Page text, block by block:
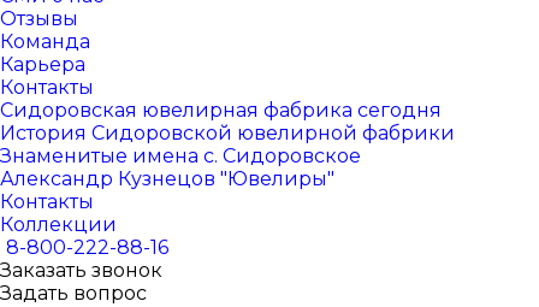
Отзывы
Команда
Карьера
Контакты
Сидоровская ювелирная фабрика сегодня
История Сидоровской ювелирной фабрики
Знаменитые имена с. Сидоровское
Александр Кузнецов "Ювелиры"
Контакты
Коллекции
8-800-222-88-16
Заказать звонок
Задать вопрос